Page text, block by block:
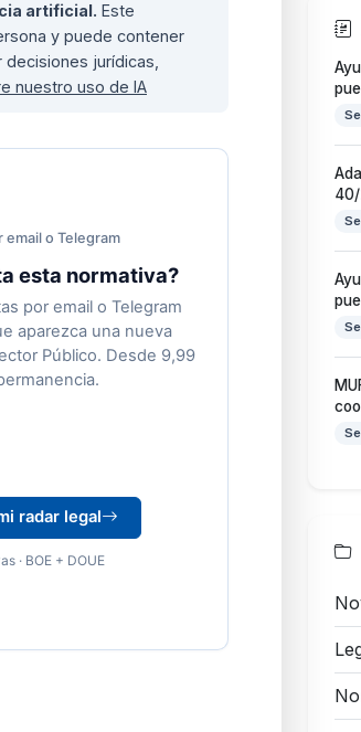
artificial. Este
y puede contener
jurídicas,
nuestro uso de IA
email o Telegram
esta normativa?
por email o Telegram
aparezca una nueva
Público. Desde 9,99
radar legal
· BOE + DOUE
40/